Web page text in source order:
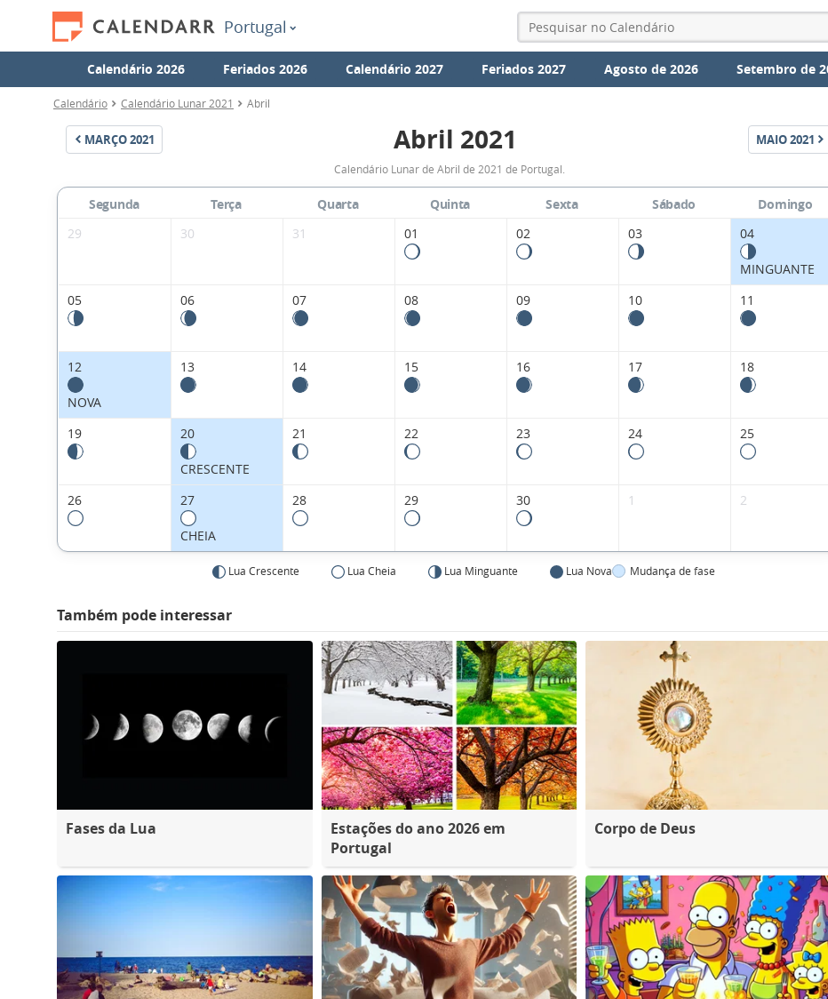
Portugal
Calendário 2026 Feriados 2026 Calendário 2027 Feriados 2027 Agosto de 2026 Setembro de
Calendário Calendário Lunar 2021 Abril
MARÇO2021
Fases
da
Lua
Abril 2021 MAIO2021
Calendário Lunar de Abril de 2021 de Portugal.
Segunda Terça Quarta Quinta Sexta Sábado
Domingo
29
30 31 01 02 03 04
MINGUANTE
05
06 07 08 09 10 11
12
NOVA
13 14 15 16 17 18
19 20
CRESCENTE
21 22 23 24 25
26 27
CHEIA
28 29 30 1 2
Lua Crescente Lua Cheia Lua Minguante Lua Nova Mudança de fase
Também pode interessar
Fases da Lua
Estações do ano 2026 em
Portugal
Corpo de Deus